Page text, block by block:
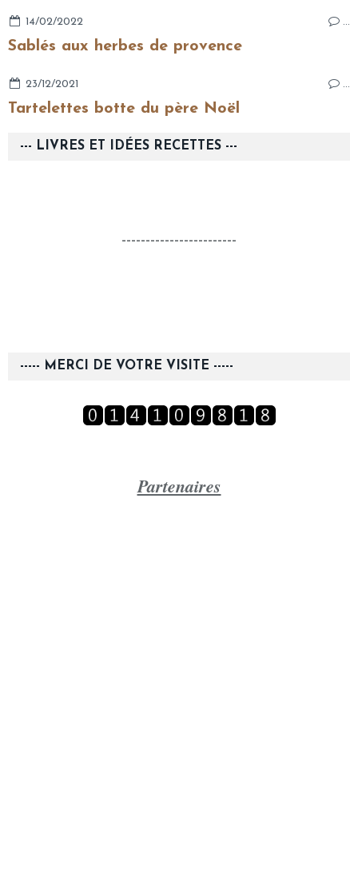
14/02/2022 …
Sablés aux herbes de provence
23/12/2021
Tartelettes botte du père Noël
--- LIVRES ET IDÉES RECETTES ---
------------------------
----- MERCI DE VOTRE VISITE -----
Partenaires